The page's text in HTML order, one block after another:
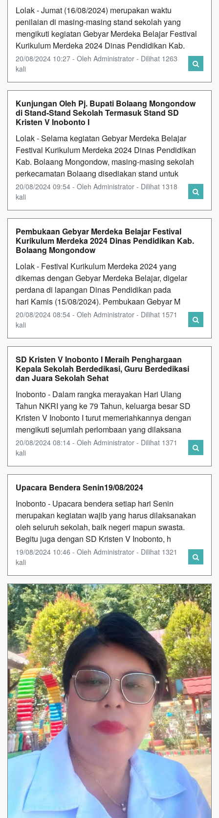
Lolak - Jumat (16/08/2024) merupakan waktu
penilaian di masing-masing stand sekolah yang
mengikuti kegiatan Gebyar Merdeka Belajar Festival
Kurikulum Merdeka 2024 Dinas Pendidikan Kab.
20/08/2024 10:27 - Oleh Administrator - Dilihat 1263
kali
Kunjungan Oleh Pj. Bupati Bolaang Mongondow
di Stand-Stand Sekolah Termasuk Stand SD
Kristen V Inobonto I
Lolak - Selama kegiatan Gebyar Merdeka Belajar
Festival Kurikulum Merdeka 2024 Dinas Pendidikan
Kab. Bolaang Mongondow, masing-masing sekolah
perkecamatan Bolaang disediakan stand untuk
20/08/2024 09:54 - Oleh Administrator - Dilihat 1318
kali
Pembukaan Gebyar Merdeka Belajar Festival
Kurikulum Merdeka 2024 Dinas Pendidikan Kab.
Bolaang Mongondow
Lolak - Festival Kurikulum Merdeka 2024 yang
dikemas dengan Gebyar Merdeka Belajar, digelar
perdana di lapangan Dinas Pendidikan pada
hari Kamis (15/08/2024). Pembukaan Gebyar M
20/08/2024 08:54 - Oleh Administrator - Dilihat 1571
kali
SD Kristen V Inobonto I Meraih Penghargaan
Kepala Sekolah Berdedikasi, Guru Berdedikasi
dan Juara Sekolah Sehat
Inobonto - Dalam rangka merayakan Hari Ulang
Tahun NKRI yang ke 79 Tahun, keluarga besar SD
Kristen V Inobonto I turut memeriahkannya dengan
mengikuti sejumlah perlombaan yang dilaksana
20/08/2024 08:14 - Oleh Administrator - Dilihat 1371
kali
Upacara Bendera Senin19/08/2024
Inobonto - Upacara bendera setiap hari Senin
merupakan kegiatan wajib yang harus dilaksanakan
oleh seluruh sekolah, baik negeri mapun swasta.
Begitu juga dengan SD Kristen V Inobonto, h
19/08/2024 10:46 - Oleh Administrator - Dilihat 1321
kali